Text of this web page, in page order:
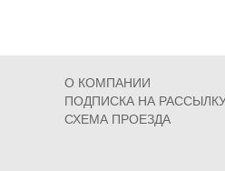
О КОМПАНИИ
ПОДПИСКА НА
СХЕМА ПРОЕЗДА